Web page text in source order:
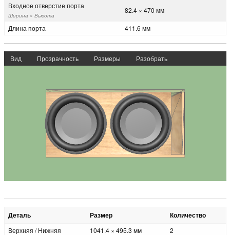
Входное отверстие порта
Ширина × Высота
82.4 × 470 мм
Длина порта 411.6 мм
Вид Прозрачность Размеры Разобрать
Деталь Размер Количество
Верхняя / Нижняя 1041.4 × 495.3 мм
2